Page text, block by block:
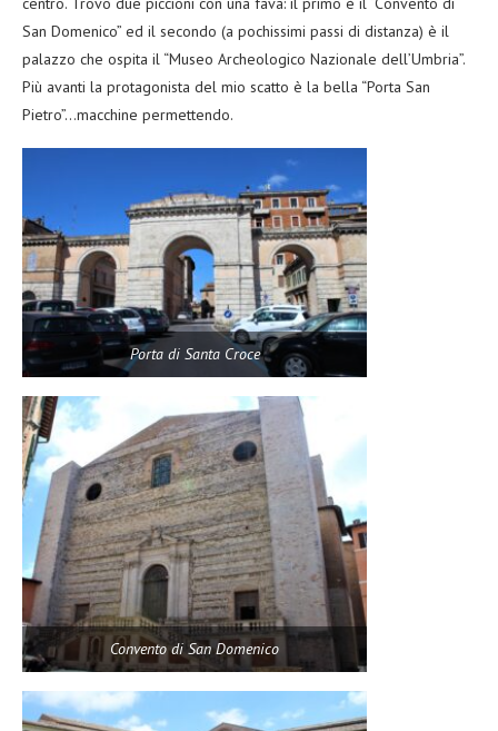
San Domenico” ed il secondo (a pochissimi passi di distanza) è il
palazzo che ospita il “Museo Archeologico Nazionale dell’Umbria”.
Più avanti la protagonista del mio scatto è la bella “Porta San
Pietro”…macchine permettendo.
Porta di Santa Croce
Convento di San Domenico